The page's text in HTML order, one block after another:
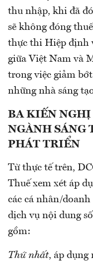
thu nhập, khi đã
sẽ không đóng
thực thi Hiệp định
giữa Việt Nam và
trong việc giảm
những nhà sáng
BA KIẾN
NGÀNH SÁNG
PHÁT TRIỂN
Từ thực tế trên,
Thuế xem xét áp
các cá nhân/
dịch vụ nội dung
gồm:
Thứ nhất, áp dụng